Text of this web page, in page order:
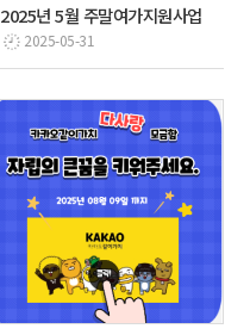
2025년 5월 주말여가지원사업
2025-05-31